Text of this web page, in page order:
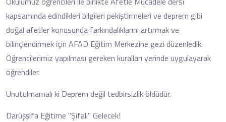
kapsamında edindikleri bilgileri pekiştirmeleri ve deprem gibi
doğal afetler konusunda farkındalıklarını artırmak ve
bilinçlendirmek için AFAD Eğitim Merkezine gezi düzenledik.
Öğrencilerimiz yapılması gereken kuralları yerinde uygulayarak
öğrendiler.
Unutulmamalı ki Deprem değil tedbirsizlik öldüdür.
Darüşşifa Eğitime "Şifalı" Gelecek!